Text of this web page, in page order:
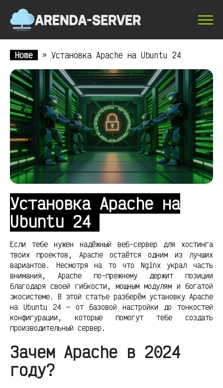
Home » Установка Apache на Ubuntu 24
Установка Apache на
Ubuntu 24
Если тебе нужен надёжный веб-сервер для хостинга
твоих проектов, Apache остаётся одним из лучших
вариантов. Несмотря на то что Nginx украл часть
внимания, Apache по-прежнему держит позиции
благодаря своей гибкости, мощным модулям и богатой
экосистеме. В этой статье разберём установку Apache
на Ubuntu 24 — от базовой настройки до тонкостей
конфигурации, которые помогут тебе создать
производительный сервер.
Зачем Apache в 2024
году?